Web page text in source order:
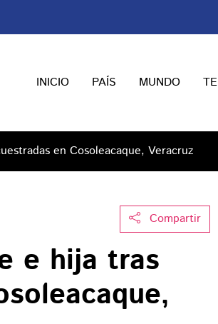
INICIO PAÍS MUNDO
en Cosoleacaque, Veracruz
Compartir
e hija tras